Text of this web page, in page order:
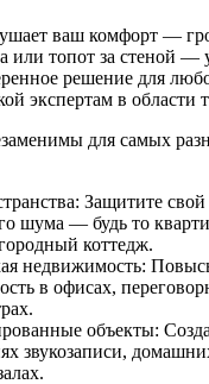
ваш комфорт —
или топот за стеной —
решение для
экспертам в
для самых
Защитите
шума — будь то
коттедж.
недвижимость:
в офисах,
объекты:
звукозаписи,